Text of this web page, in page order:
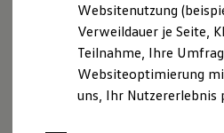
Garantien
Wartungsverträge
Geschäftskunden
Professional Class
Großkunden
Behörden
Websitenutzung
Verweildauer je Seite,
Teilnahme, Ihre
Websiteoptimierung
uns, Ihr Nutzererlebnis